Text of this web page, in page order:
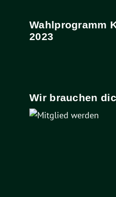
Wahlprogramm
2023
Wir brauchen